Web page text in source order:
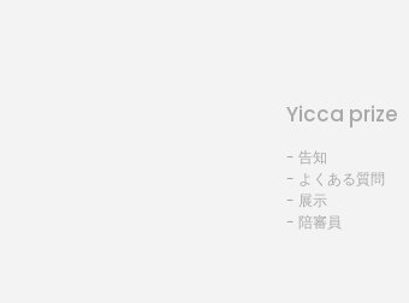
Yicca prize
- 告知
- よくある質問
- 展示
- 陪審員